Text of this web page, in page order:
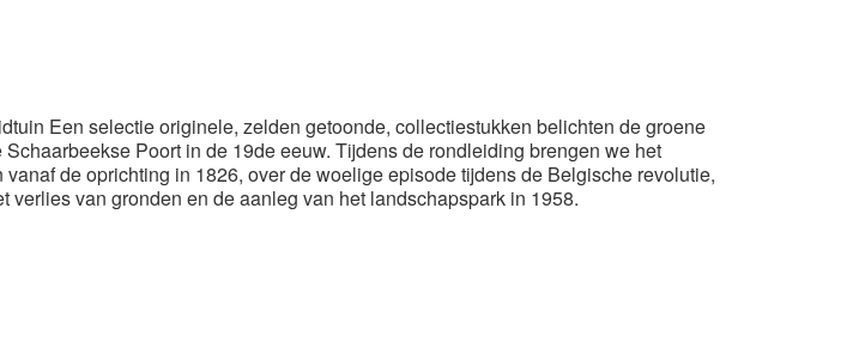
Een selectie originele, zelden getoonde, collectiestukken belichten de groene
Poort in de 19de eeuw. Tijdens de rondleiding brengen we het
de oprichting in 1826, over de woelige episode tijdens de Belgische revolutie,
verlies van gronden en de aanleg van het landschapspark in 1958.